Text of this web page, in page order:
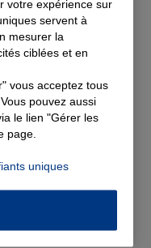
votre expérience sur
servent à
mesurer la
ciblées et en
vous acceptez tous
pouvez aussi
le lien "Gérer les
page.
uniques